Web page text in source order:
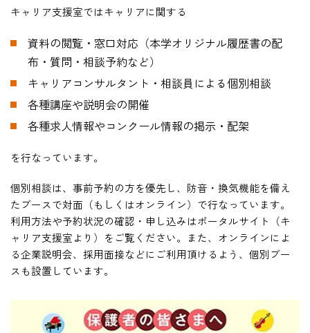
在学生の方
卒業生の方
教職員の方
ニュース
法人案内
個人情報保護方針
特定商取引法表示
キャリア支援室ではキャリアに関する
資料の閲覧・窓口対応（本学オリジナル履歴書の配
布・質問・相談予約など）
キャリアコンサルタント・相談員による個別相談
各種講座や説明会の開催
各種求人情報やコンクール情報の掲示・配架
を行なっています。
個別相談は、事前予約の方を優先し、防音・換気機能を備え
たブースで対面（もしくはオンライン）で行なっています。
利用方法や予約状況の確認・申し込みはポータルサイト（キ
ャリア支援室より）をご覧ください。また、オンラインによ
る企業説明会、採用面接などにご利用頂けるよう、個別ブー
スも設置しています。